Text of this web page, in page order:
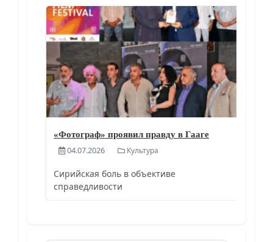
«Фотограф» проявил правду в Гааге
04.07.2026 Культура
Сирийская боль в объективе
справедливости